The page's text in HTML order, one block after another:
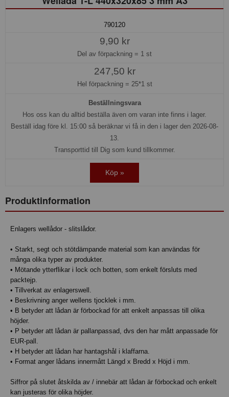
790120
9,90 kr
Del av förpackning = 1 st
247,50 kr
Hel förpackning = 25*1 st
Beställningsvara
Hos oss kan du alltid beställa även om varan inte finns i lager.
Beställ idag före kl. 15:00 så beräknar vi få in den i lager den 2026-08-
13.
Transporttid till Dig som kund tillkommer.
Köp »
Produktinformation
Enlagers wellådor - slitslådor.
• Starkt, segt och stötdämpande material som kan användas för
många olika typer av produkter.
• Mötande ytterflikar i lock och botten, som enkelt försluts med
packtejp.
• Tillverkat av enlagerswell.
• Beskrivning anger wellens tjocklek i mm.
• B betyder att lådan är förbockad för att enkelt anpassas till olika
höjder.
• P betyder att lådan är pallanpassad, dvs den har mått anpassade för
EUR-pall.
• H betyder att lådan har hantagshål i klaffarna.
• Format anger lådans innermått Längd x Bredd x Höjd i mm.
Siffror på slutet åtskilda av / innebär att lådan är förbockad och enkelt
kan justeras för olika höjder.